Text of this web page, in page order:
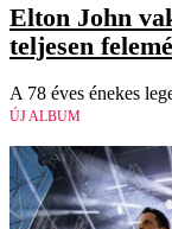
Elton John
teljesen
A 78 éves énekes
ÚJ ALBUM